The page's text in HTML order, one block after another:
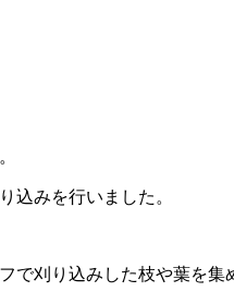
込みを行いました。
で刈り込みした枝や葉を集